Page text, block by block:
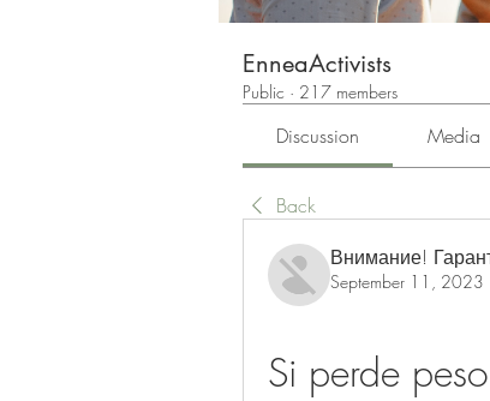
EnneaActivists
Public · 217 members
Discussion Media
Back
Внимание!
September 11, 2023
Si perde